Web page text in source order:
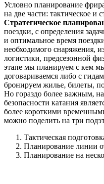
Условно планирование
на две части: тактическое и
Стратегическое
поездки, с определения
и оптимальное время
необходимого снаряжения,
логистики, предсезонной
этапе мы планируем с кем
договариваемся либо с
бронируем жилье, билеты,
Но гораздо более важным,
безопасности катания
более короткими
можно поделить на три
Тактическая
Планирование линии
Планирование на